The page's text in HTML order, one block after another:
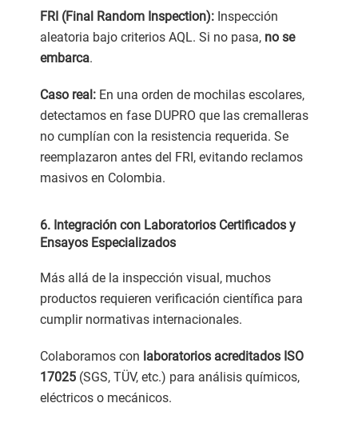
FRI (Final Random Inspection): Inspección
aleatoria bajo criterios AQL. Si no pasa, no se
embarca.
Caso real: En una orden de mochilas escolares,
detectamos en fase DUPRO que las cremalleras
no cumplían con la resistencia requerida. Se
reemplazaron antes del FRI, evitando reclamos
masivos en Colombia.
6. Integración con Laboratorios Certificados y
Ensayos Especializados
Más allá de la inspección visual, muchos
productos requieren verificación científica para
cumplir normativas internacionales.
Colaboramos con laboratorios acreditados ISO
17025 (SGS, TÜV, etc.) para análisis químicos,
eléctricos o mecánicos.